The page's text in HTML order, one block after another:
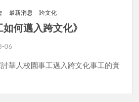
最新消息 跨文化
如何邁入跨文化》
06
華人校園事工邁入跨文化事工的實